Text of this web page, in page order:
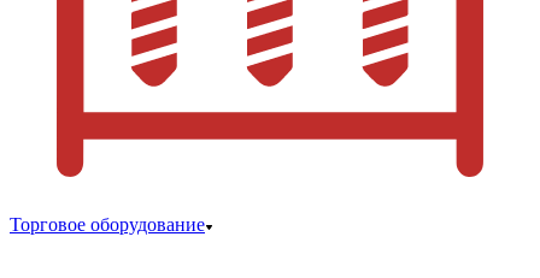
Торговое оборудование